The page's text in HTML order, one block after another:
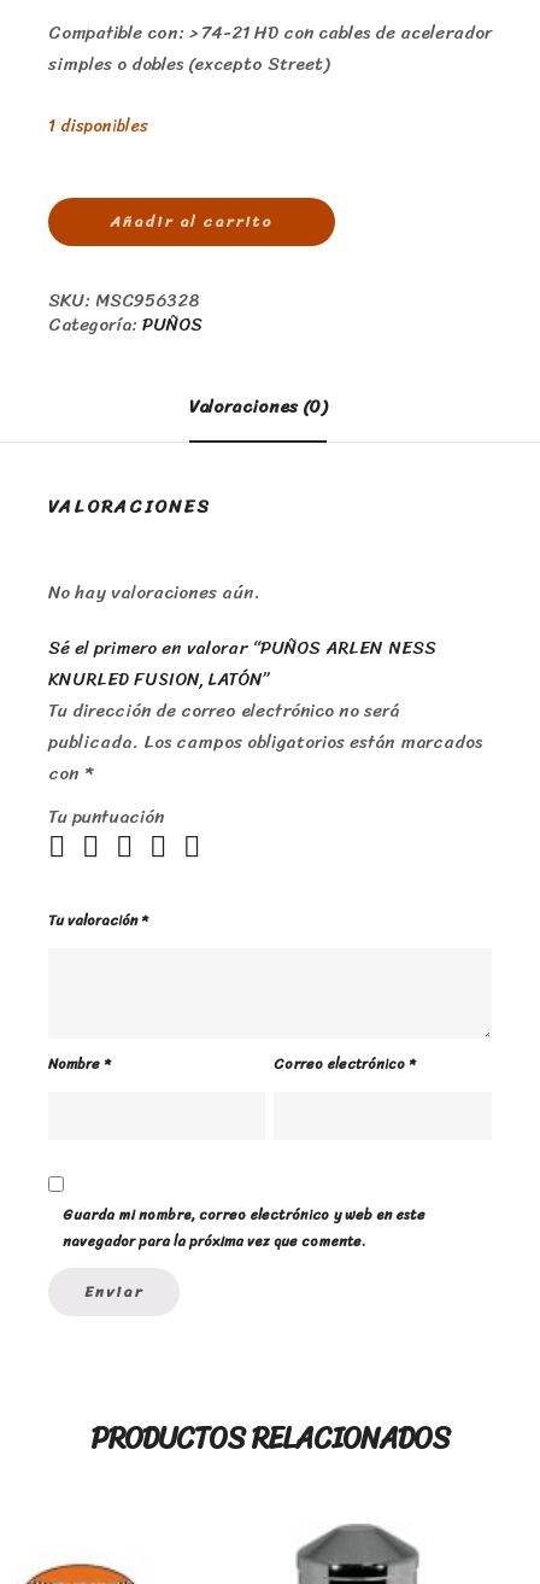
Compatible con: > 74-21 HD con cables de acelerador
simples o dobles (excepto Street)
1 disponibles
Añadir al carrito
SKU: MSC956328
Categoría:PUÑOS
Valoraciones (0)
VALORACIONES
No hay valoraciones aún.
Sé el primero en valorar “PUÑOS ARLEN NESS
KNURLED FUSION, LATÓN”
Tu dirección de correo electrónico no será
publicada. Los campos obligatorios están marcados
con *
Tu puntuación
Tu valoración*
Nombre* Correo electrónico*
Guarda mi nombre, correo electrónico y web en este
navegador para la próxima vez que comente.
PRODUCTOS RELACIONADOS